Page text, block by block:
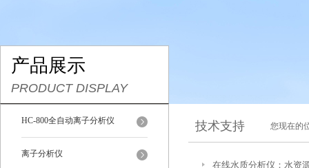
产品展示
PRODUCT DISPLAY
HC-800全自动离子分析仪
离子分析仪
技术支持 您现在的
在线水质分析仪：水资